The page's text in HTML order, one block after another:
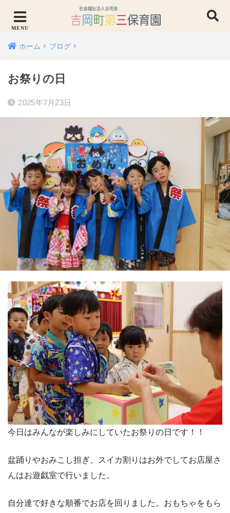
ホーム ブログ
お祭りの日
2025年7月23日
今日はみんなが楽しみにしていたお祭りの日です！！
盆踊りやおみこし担ぎ、スイカ割りはお外でしてお店屋さ
んはお遊戯室で行いました。
自分達で好きな順番でお店を回りました。おもちゃをもら